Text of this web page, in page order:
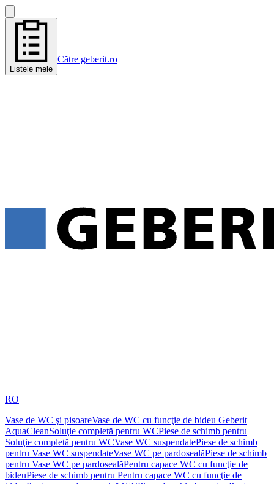
Listele mele
Către geberit.ro
RO
Vase de WC şi pisoareVase de WC cu funcţie de bideu Geberit
AquaCleanSoluţie completă pentru WCPiese de schimb pentru
Soluţie completă pentru WCVase WC suspendatePiese de schimb
pentru Vase WC suspendateVase WC pe pardosealăPiese de schimb
pentru Vase WC pe pardosealăPentru capace WC cu funcţie de
bideuPiese de schimb pentru Pentru capace WC cu funcţie de